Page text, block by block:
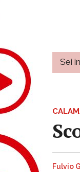
Sei
Fulvio